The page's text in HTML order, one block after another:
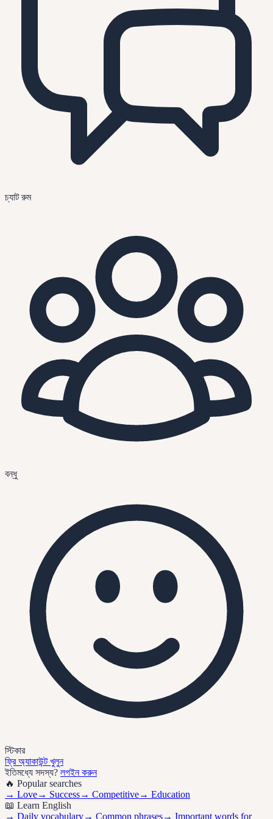
চ্যাট রুম
বন্ধু
স্টিকার
ফ্রি অ্যাকাউন্ট খুলুন
ইতিমধ্যে সদস্য? লগইন করুন
🔥 Popular searches
→ Love→ Success→ Competitive→ Education
📖 Learn English
→ Daily vocabulary→ Common phrases→ Important words for